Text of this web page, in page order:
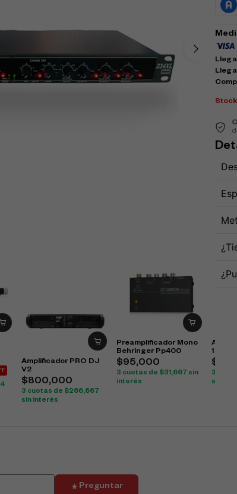
Amplificador PRO DJ
V2
$800,000
3 cuotas de $266,667
sin interés
Preamplificador Mono
Behringer Pp400
$95,000
3 cuotas de $31,667 sin
interés
15000
$
3
sin
Llega
Stock
Preguntar